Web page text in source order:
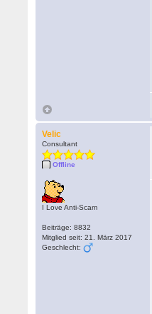
Velic
Consultant
Offline
I Love Anti-Scam
Beiträge: 8832
Mitglied seit: 21. März 2017
Geschlecht: